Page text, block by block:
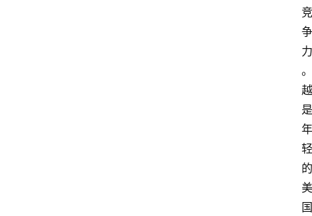
竞
争
力
。
越
是
年
轻
的
美
国